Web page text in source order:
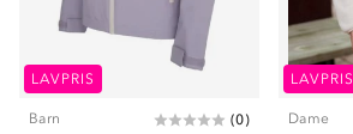
LAVPRIS
Barn (0)
LAVPRIS
Dame